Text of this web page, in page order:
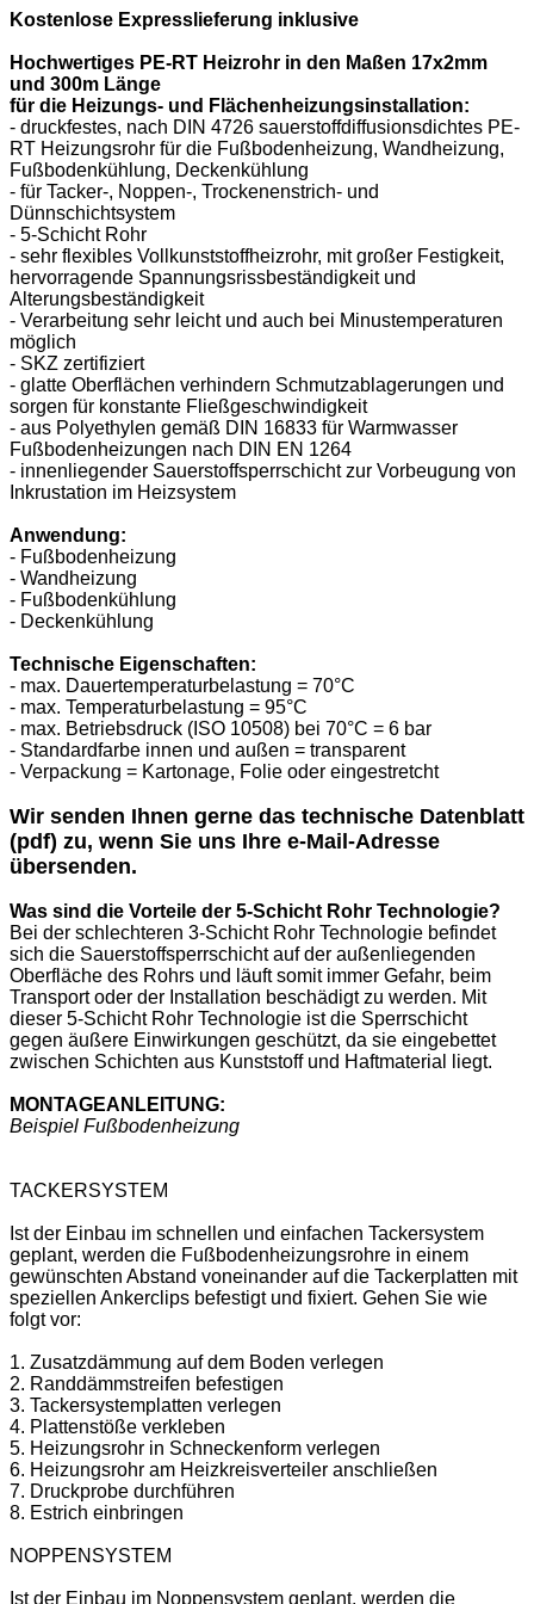
Kostenlose Expresslieferung inklusive
Hochwertiges PE-RT Heizrohr in den Maßen 17x2mm
und 300m Länge
für die Heizungs- und Flächenheizungsinstallation:
- druckfestes, nach DIN 4726 sauerstoffdiffusionsdichtes PE-
RT Heizungsrohr für die Fußbodenheizung, Wandheizung,
Fußbodenkühlung, Deckenkühlung
- für Tacker-, Noppen-, Trockenenstrich- und
Dünnschichtsystem
- 5-Schicht Rohr
- sehr flexibles Vollkunststoffheizrohr, mit großer Festigkeit,
hervorragende Spannungsrissbeständigkeit und
Alterungsbeständigkeit
- Verarbeitung sehr leicht und auch bei Minustemperaturen
möglich
- SKZ zertifiziert
- glatte Oberflächen verhindern Schmutzablagerungen und
sorgen für konstante Fließgeschwindigkeit
- aus Polyethylen gemäß DIN 16833 für Warmwasser
Fußbodenheizungen nach DIN EN 1264
- innenliegender Sauerstoffsperrschicht zur Vorbeugung von
Inkrustation im Heizsystem
Anwendung:
- Fußbodenheizung
- Wandheizung
- Fußbodenkühlung
- Deckenkühlung
Technische Eigenschaften:
- max. Dauertemperaturbelastung = 70°C
- max. Temperaturbelastung = 95°C
- max. Betriebsdruck (ISO 10508) bei 70°C = 6 bar
- Standardfarbe innen und außen = transparent
- Verpackung = Kartonage, Folie oder eingestretcht
Wir senden Ihnen gerne das technische Datenblatt
(pdf) zu, wenn Sie uns Ihre e-Mail-Adresse
übersenden.
Was sind die Vorteile der 5-Schicht Rohr Technologie?
Bei der schlechteren 3-Schicht Rohr Technologie befindet
sich die Sauerstoffsperrschicht auf der außenliegenden
Oberfläche des Rohrs und läuft somit immer Gefahr, beim
Transport oder der Installation beschädigt zu werden. Mit
dieser 5-Schicht Rohr Technologie ist die Sperrschicht
gegen äußere Einwirkungen geschützt, da sie eingebettet
zwischen Schichten aus Kunststoff und Haftmaterial liegt.
MONTAGEANLEITUNG:
Beispiel Fußbodenheizung
TACKERSYSTEM
Ist der Einbau im schnellen und einfachen Tackersystem
geplant, werden die Fußbodenheizungsrohre in einem
gewünschten Abstand voneinander auf die Tackerplatten mit
speziellen Ankerclips befestigt und fixiert. Gehen Sie wie
folgt vor:
1. Zusatzdämmung auf dem Boden verlegen
2. Randdämmstreifen befestigen
3. Tackersystemplatten verlegen
4. Plattenstöße verkleben
5. Heizungsrohr in Schneckenform verlegen
6. Heizungsrohr am Heizkreisverteiler anschließen
7. Druckprobe durchführen
8. Estrich einbringen
NOPPENSYSTEM
Ist der Einbau im Noppensystem geplant, werden die